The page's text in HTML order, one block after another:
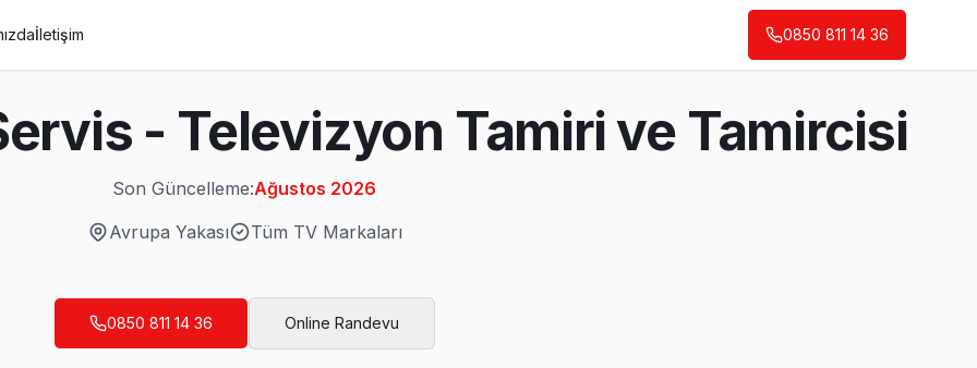
İletişim 0850 811 14 36
- Televizyon Tamiri ve Tamircisi
Son Güncelleme:Ağustos 2026
Avrupa Yakası
Tüm TV Markaları
0850 811 14 36 Online Randevu